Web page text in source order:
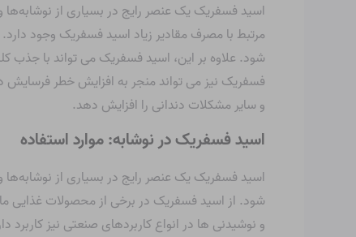
اسید فسفریک یک عنصر رایج در بسیاری از
مرتبط با مصرف مقادیر زیاد اسید فسفریک وجود
شود. علاوه بر این، اسید فسفریک می تواند با
فسفریک نیز می تواند منجر به افزایش خطر فرسایش
و سایر مشکلات دندانی را افزایش دهد.
اسید فسفریک در نوشابه: موارد استفاده
اسید فسفریک یک عنصر رایج در بسیاری از
شود. از اسید فسفریک در برخی از محصولات غذایی
و نوشیدنی ها در انواع کاربردهای صنعتی نیز